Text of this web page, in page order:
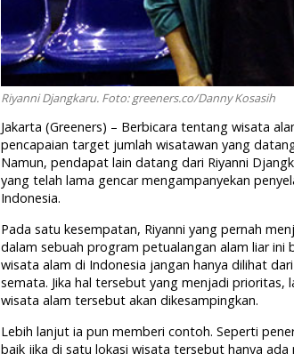
Riyanni Djangkaru. Foto: greeners.co/Danny Kosasih
Jakarta (Greeners) – Berbicara tentang wisata
pencapaian target jumlah wisatawan yang
Namun, pendapat lain datang dari Riyanni
yang telah lama gencar mengampanyekan
Indonesia.
Pada satu kesempatan, Riyanni yang pernah
dalam sebuah program petualangan alam liar
wisata alam di Indonesia jangan hanya dilihat
semata. Jika hal tersebut yang menjadi prioritas,
wisata alam tersebut akan dikesampingkan.
Lebih lanjut ia pun memberi contoh. Seperti
baik jika di satu lokasi wisata tersebut hanya